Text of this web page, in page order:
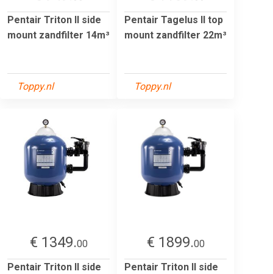
Pentair Triton II side
mount zandfilter 14m³
Toppy.nl
Pentair Tagelus II top
mount zandfilter 22m³
Toppy.nl
€ 1349.00
Pentair Triton II side
€ 1899.00
Pentair Triton II side